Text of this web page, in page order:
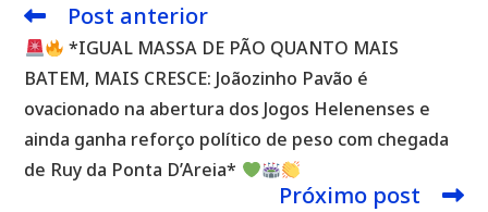
Leia
artigos
Post anterior
*IGUAL MASSA DE PÃO QUANTO MAIS
BATEM, MAIS CRESCE: Joãozinho Pavão é
ovacionado na abertura dos Jogos Helenenses e
ainda ganha reforço político de peso com chegada
de Ruy da Ponta D’Areia*
Próximo post